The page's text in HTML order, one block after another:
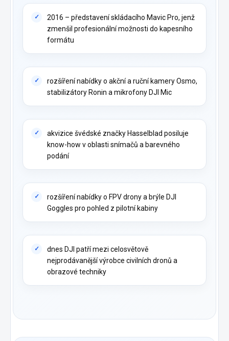
2016 – představení skládacího Mavic Pro, jenž
zmenšil profesionální možnosti do kapesního
formátu
rozšíření nabídky o akční a ruční kamery Osmo,
stabilizátory Ronin a mikrofony DJI Mic
akvizice švédské značky Hasselblad posiluje
know-how v oblasti snímačů a barevného
podání
rozšíření nabídky o FPV drony a brýle DJI
Goggles pro pohled z pilotní kabiny
dnes DJI patří mezi celosvětově
nejprodávanější výrobce civilních dronů a
obrazové techniky